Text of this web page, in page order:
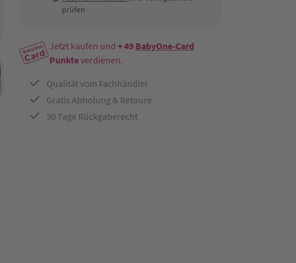
prüfen
Jetzt kaufen und + 49 BabyOne-Card
Punkteverdienen.
Qualität vom Fachhändler
Gratis Abholung & Retoure
30 Tage Rückgaberecht